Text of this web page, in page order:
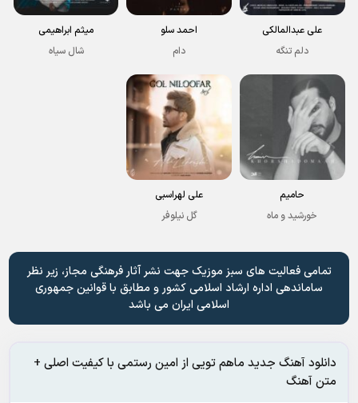
علی عبدالمالکی
دلم تنگه
احمد سلو
دام
میثم ابراهیمی
شال سیاه
حامیم
خورشید و ماه
علی لهراسبی
گل نیلوفر
تمامی فعالیت های سبز موزیک جهت نشر آثار فرهنگی مجاز، زیر نظر
ساماندهی اداره ارشاد اسلامی کشور و مطابق با قوانین جمهوری
اسلامی ایران می باشد
دانلود آهنگ جدید ماهم تویی از امین رستمی با کیفیت اصلی +
متن آهنگ